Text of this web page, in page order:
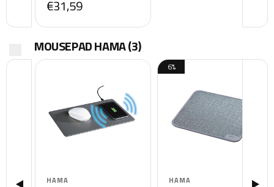
Nero
€31,59
MOUSEPAD HAMA(3)
HAMA HAMA
6%